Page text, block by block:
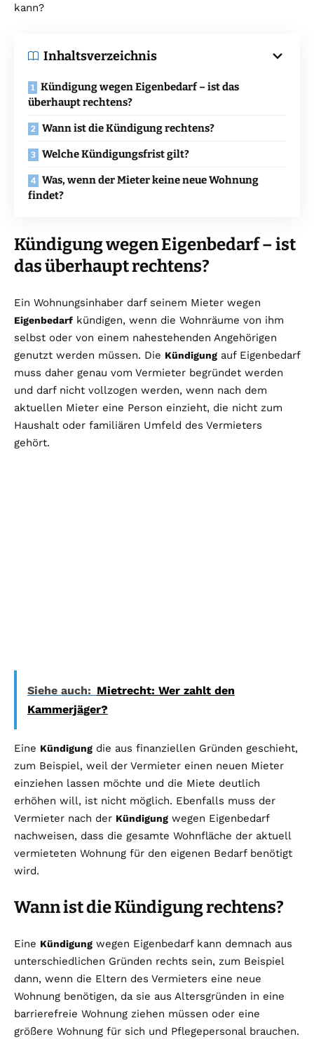
kann?
Inhaltsverzeichnis
Kündigung wegen Eigenbedarf – ist das
überhaupt rechtens?
Wann ist die Kündigung rechtens?
Welche Kündigungsfrist gilt?
Was, wenn der Mieter keine neue Wohnung
findet?
Kündigung wegen Eigenbedarf – ist
das überhaupt rechtens?
Ein Wohnungsinhaber darf seinem Mieter wegen
Eigenbedarf kündigen, wenn die Wohnräume von ihm
selbst oder von einem nahestehenden Angehörigen
genutzt werden müssen. Die Kündigung auf Eigenbedarf
muss daher genau vom Vermieter begründet werden
und darf nicht vollzogen werden, wenn nach dem
aktuellen Mieter eine Person einzieht, die nicht zum
Haushalt oder familiären Umfeld des Vermieters
gehört.
Siehe auch: Mietrecht: Wer zahlt den
Kammerjäger?
Eine Kündigung die aus finanziellen Gründen geschieht,
zum Beispiel, weil der Vermieter einen neuen Mieter
einziehen lassen möchte und die Miete deutlich
erhöhen will, ist nicht möglich. Ebenfalls muss der
Vermieter nach der Kündigung wegen Eigenbedarf
nachweisen, dass die gesamte Wohnfläche der aktuell
vermieteten Wohnung für den eigenen Bedarf benötigt
wird.
Wann ist die Kündigung rechtens?
Eine Kündigung wegen Eigenbedarf kann demnach aus
unterschiedlichen Gründen rechts sein, zum Beispiel
dann, wenn die Eltern des Vermieters eine neue
Wohnung benötigen, da sie aus Altersgründen in eine
barrierefreie Wohnung ziehen müssen oder eine
größere Wohnung für sich und Pflegepersonal brauchen.